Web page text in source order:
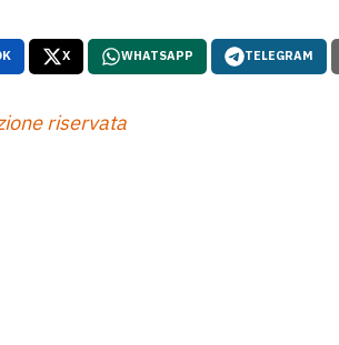
X WHATSAPP TELEGRAM
riservata